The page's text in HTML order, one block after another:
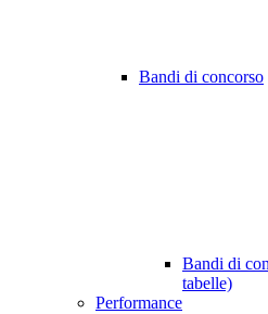
Bandi di concorso
Bandi di
tabelle)
Performance